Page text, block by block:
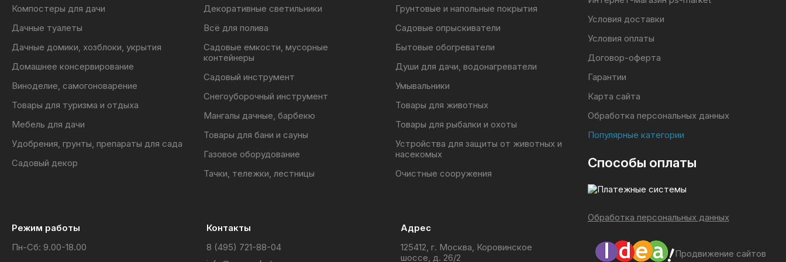
c - 140 мм
d - 380 мм
Компостеры для дачи
Дачные туалеты
Дачные домики, хозблоки, укрытия
Домашнее консервирование
Виноделие, самогоноварение
Товары для туризма и отдыха
Мебель для дачи
Удобрения, грунты, препараты для сада
Садовый декор
Декоративные светильники
Всё для полива
Садовые емкости, мусорные
контейнеры
Садовый инструмент
Снегоуборочный инструмент
Мангалы дачные, барбекю
Товары для бани и сауны
Газовое оборудование
Тачки, тележки, лестницы
Грунтовые и напольные покрытия
Садовые опрыскиватели
Бытовые обогреватели
Души для дачи, водонагреватели
Умывальники
Товары для животных
Товары для рыбалки и охоты
Устройства для защиты от животных и
насекомых
Очистные сооружения
Условия доставки
Условия оплаты
Договор-оферта
Гарантии
Карта сайта
Обработка персональных данных
Популярные категории
Способы оплаты
Обработка персональных данных
Режим работы
Пн-Сб: 9.00-18.00
Контакты
8 (495) 721-88-04
Адрес
125412, г. Москва, Коровинское
шоссе, д. 26/2
Продвижение сайтов